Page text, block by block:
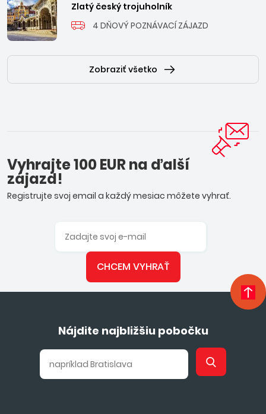
Zlatý český trojuholník
4 DŇOVÝ POZNÁVACÍ ZÁJAZD
Zobraziť všetko
Vyhrajte 100 EUR na ďalší
zájazd!
Registrujte svoj email a každý mesiac môžete vyhrať.
CHCEM VYHRAŤ
Nájdite najbližšiu pobočku